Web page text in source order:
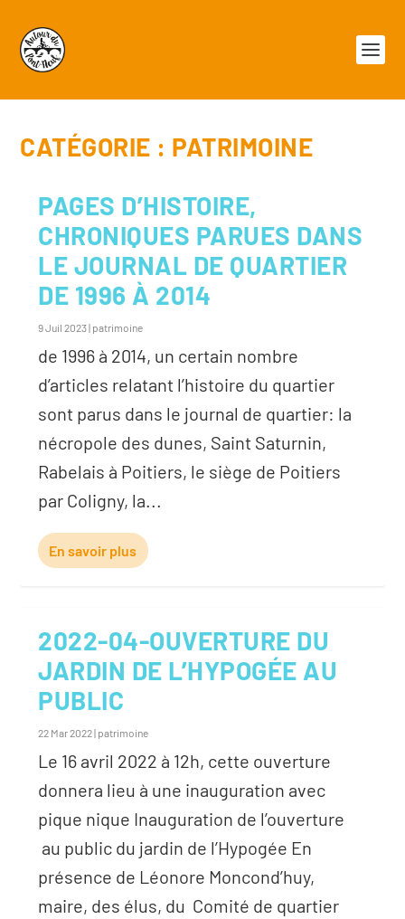
CATÉGORIE : PATRIMOINE
PAGES D’HISTOIRE,
CHRONIQUES PARUES DANS
LE JOURNAL DE QUARTIER
DE 1996 À 2014
9 Juil 2023| patrimoine
de 1996 à 2014, un certain nombre
d’articles relatant l’histoire du quartier
sont parus dans le journal de quartier: la
nécropole des dunes, Saint Saturnin,
Rabelais à Poitiers, le siège de Poitiers
par Coligny, la...
En savoir plus
2022-04-OUVERTURE DU
JARDIN DE L’HYPOGÉE AU
PUBLIC
22 Mar 2022| patrimoine
Le 16 avril 2022 à 12h, cette ouverture
donnera lieu à une inauguration avec
pique nique Inauguration de l’ouverture
au public du jardin de l’Hypogée En
présence de Léonore Moncond’huy,
maire, des élus, du Comité de quartier